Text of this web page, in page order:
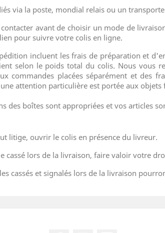
via la poste, mondial relais ou un
avant de choisir un mode de
pour suivre votre colis en ligne.
incluent les frais de préparation et
selon le poids total du colis. Nous vous
commandes placées séparément et des
attention particulière est portée aux objets
des boîtes sont appropriées et vos articles
litige, ouvrir le colis en présence du livreur.
cassé lors de la livraison, faire valoir votre
cassés et signalés lors de la livraison